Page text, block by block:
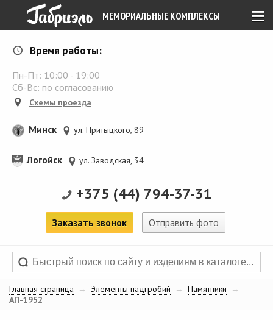
≡
МЕМОРИАЛЬНЫЕ КОМПЛЕКСЫ
Время работы:
Пн-Пт: 10:00 - 19:00
Сб-Вс: по согласованию
Схемы проезда
Минск ул. Притыцкого, 89
Логойск ул. Заводская, 34
+375 (44) 794-37-31
Заказать звонок Отправить фото
Главная страница → Элементы надгробий → Памятники
→
АП-1952